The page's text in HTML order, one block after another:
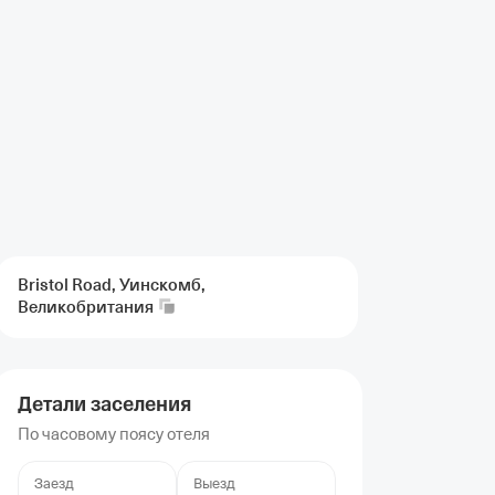
Bristol Road, Уинскомб,
Великобритания
Детали заселения
По часовому поясу отеля
Заезд Выезд